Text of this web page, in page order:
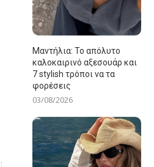
Μαντήλια: Το απόλυτο
καλοκαιρινό αξεσουάρ και
7 stylish τρόποι να τα
φορέσεις
03/08/2026